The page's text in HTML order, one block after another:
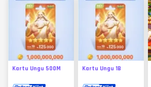
Kartu Ungu 500M Kartu Ungu 1B